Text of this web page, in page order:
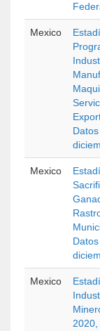
Mexico
Mexico
Mexico